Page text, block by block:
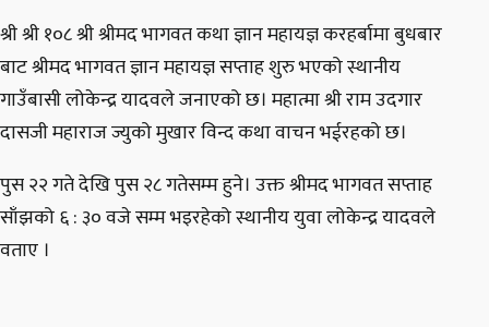
श्री श्री १०८ श्री श्रीमद भागवत कथा ज्ञान महायज्ञ करहर्बामा बुधबार
बाट श्रीमद भागवत ज्ञान महायज्ञ सप्ताह शुरु भएको स्थानीय
गाउँबासी लोकेन्द्र यादवले जनाएको छ। महात्मा श्री राम उदगार
दासजी महाराज ज्युको मुखार विन्द कथा वाचन भईरहको छ।
पुस २२ गते देखि पुस २८ गतेसम्म हुने। उक्त श्रीमद भागवत सप्ताह
साँझको ६ : ३० वजे सम्म भइरहेको स्थानीय युवा लोकेन्द्र यादवले
वताए ।